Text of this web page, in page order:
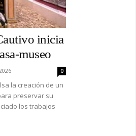
inicia
museo
0
la creación de un
preservar su
los trabajos